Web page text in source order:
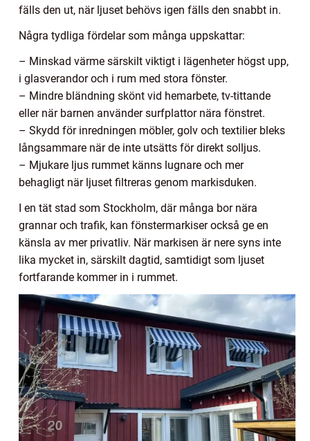
fälls den ut, när ljuset behövs igen fälls den snabbt in.
Några tydliga fördelar som många uppskattar:
– Minskad värme särskilt viktigt i lägenheter högst upp,
i glasverandor och i rum med stora fönster.
– Mindre bländning skönt vid hemarbete, tv-tittande
eller när barnen använder surfplattor nära fönstret.
– Skydd för inredningen möbler, golv och textilier bleks
långsammare när de inte utsätts för direkt solljus.
– Mjukare ljus rummet känns lugnare och mer
behagligt när ljuset filtreras genom markisduken.
I en tät stad som Stockholm, där många bor nära
grannar och trafik, kan fönstermarkiser också ge en
känsla av mer privatliv. När markisen är nere syns inte
lika mycket in, särskilt dagtid, samtidigt som ljuset
fortfarande kommer in i rummet.